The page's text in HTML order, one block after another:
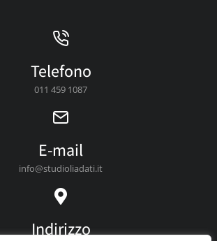
Telefono
011 459 1087
E-mail
info@studioliadati.it
Indirizzo